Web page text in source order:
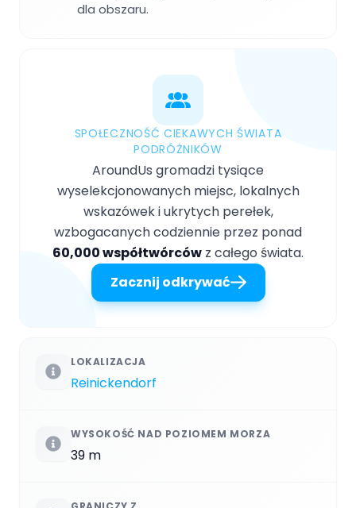
dla obszaru.
SPOŁECZNOŚĆ CIEKAWYCH ŚWIATA
PODRÓŻNIKÓW
AroundUs gromadzi tysiące
wyselekcjonowanych miejsc, lokalnych
wskazówek i ukrytych perełek,
wzbogacanych codziennie przez ponad
60,000 współtwórców z całego świata.
Zacznij odkrywać
LOKALIZACJA
Reinickendorf
WYSOKOŚĆ NAD POZIOMEM MORZA
39 m